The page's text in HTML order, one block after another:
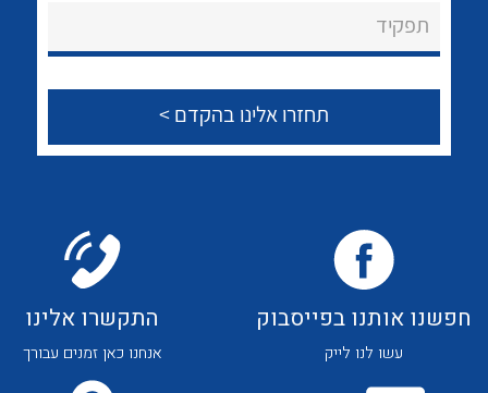
צור קשר
תפקיד
חפשנו אותנו בפייסבוק
עשו לנו לייק
התקשרו אלינו
אנחנו כאן זמנים עבורך